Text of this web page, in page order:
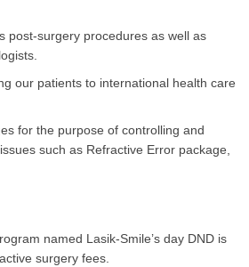
post-surgery procedures as well as
our patients to international health care
for the purpose of controlling and
such as Refractive Error package,
named Lasik-Smile’s day DND is
surgery fees.